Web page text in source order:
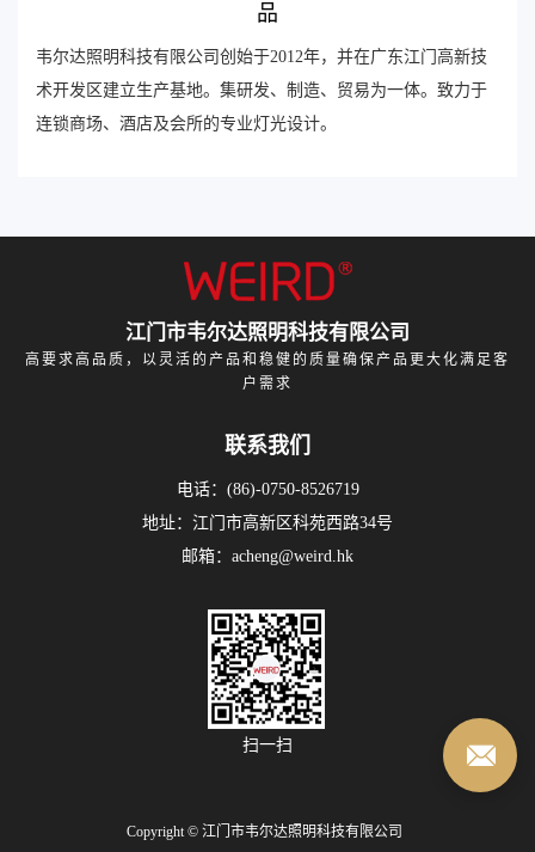
品
韦尔达照明科技有限公司创始于2012年，并在广东江门高新技
术开发区建立生产基地。集研发、制造、贸易为一体。致力于
连锁商场、酒店及会所的专业灯光设计。
江门市韦尔达照明科技有限公司
高要求高品质，以灵活的产品和稳健的质量确保产品更大化满足客
户需求
联系我们
电话：(86)-0750-8526719
地址：江门市高新区科苑西路34号
邮箱：acheng@weird.hk
扫一扫
Copyright © 江门市韦尔达照明科技有限公司